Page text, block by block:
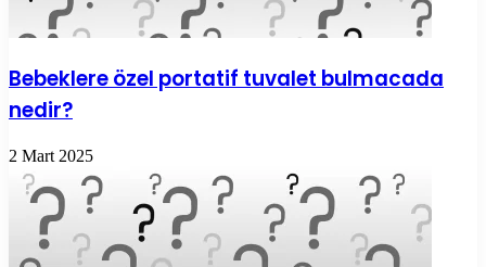
Bebeklere özel portatif tuvalet bulmacada
nedir?
2 Mart 2025